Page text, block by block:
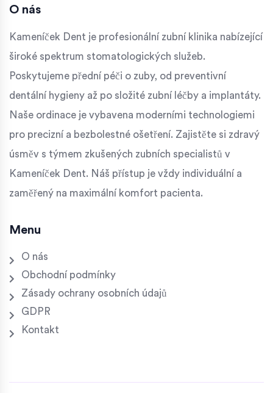
O nás
Kameníček Dent je profesionální zubní klinika nabízející
široké spektrum stomatologických služeb.
Poskytujeme přední péči o zuby, od preventivní
dentální hygieny až po složité zubní léčby a implantáty.
Naše ordinace je vybavena moderními technologiemi
pro precizní a bezbolestné ošetření. Zajistěte si zdravý
úsměv s týmem zkušených zubních specialistů v
Kameníček Dent. Náš přístup je vždy individuální a
zaměřený na maximální komfort pacienta.
Menu
O nás
Obchodní podmínky
Zásady ochrany osobních údajů
GDPR
Kontakt